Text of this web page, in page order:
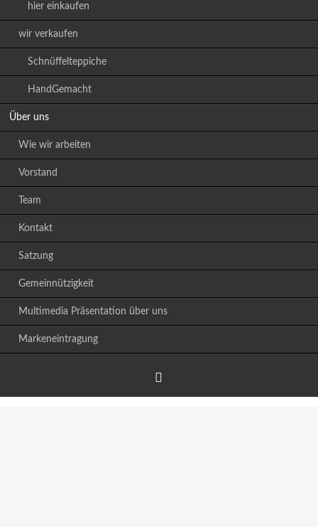
hier einkaufen
wir verkaufen
Schnüffelteppiche
HandGemacht
Über uns
Wie wir arbeiten
Vorstand
Team
Kontakt
Satzung
Gemeinnützigkeit
Multimedia Präsentation über uns
Markeneintragung